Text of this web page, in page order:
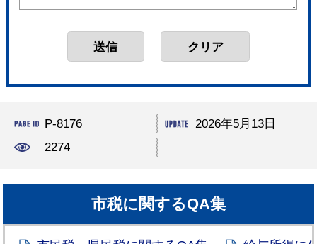
P-8176
2026年5月13日
2274
市税に関するQA集